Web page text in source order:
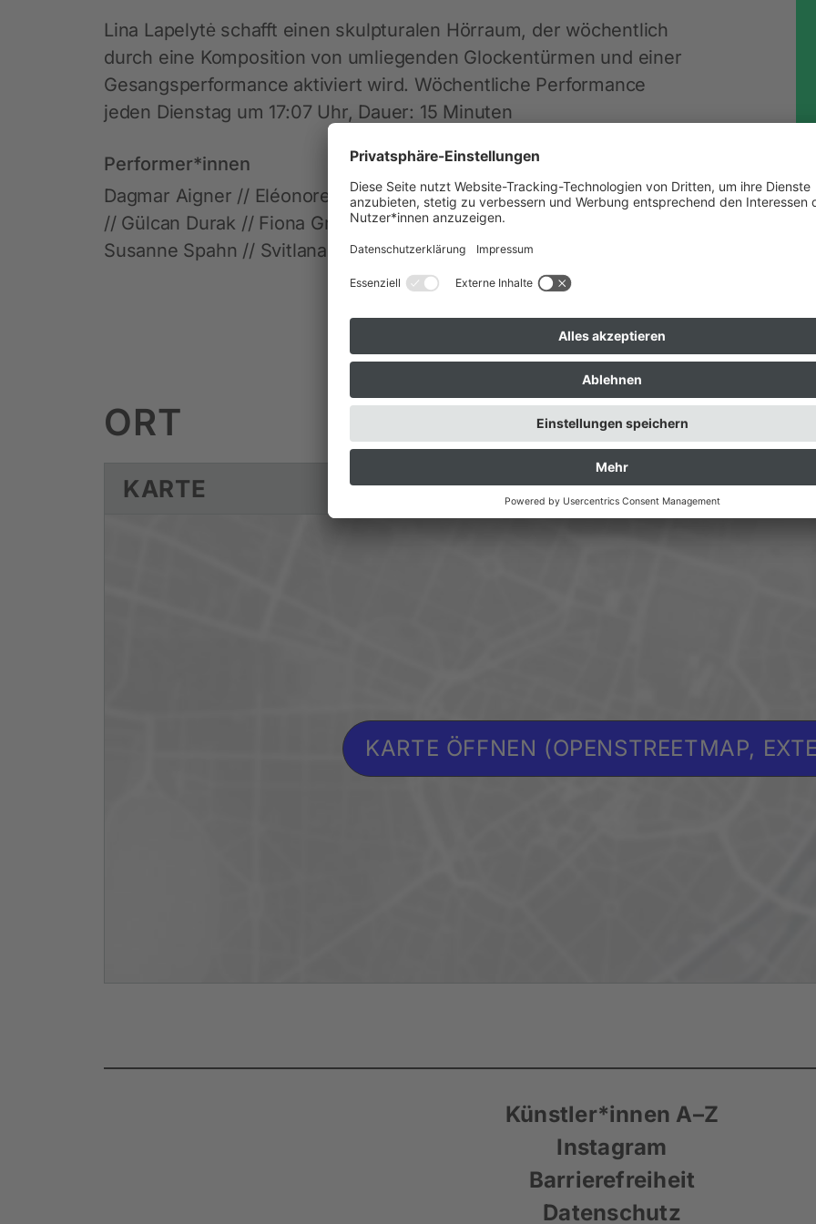
Lina Lapelytė schafft einen skulpturalen Hörraum, der wöchentlich
durch eine Komposition von umliegenden Glockentürmen und einer
Gesangsperformance aktiviert wird. Wöchentliche Performance
jeden Dienstag um 17:07 Uhr, Dauer: 15 Minuten
Performer*innen
Dagmar Aigner // Eléonore Barbara Bovet // Sándor a.k.a. Chukwu
// Gülcan Durak // Fiona Grond // SUSN KOHL // Sofia Lainovic //
Susanne Spahn // Svitlana Tsedik
ORT
KARTE
KARTE ÖFFNEN (OPENSTREETMAP,
Künstler*innen A–Z
Instagram
Barrierefreiheit
Datenschutz